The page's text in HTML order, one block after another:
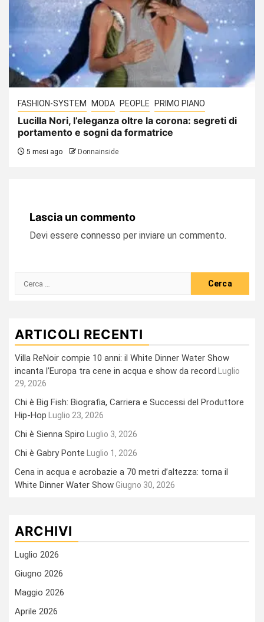
FASHION-SYSTEM MODA PEOPLE PRIMO PIANO
Lucilla Nori, l’eleganza oltre la corona: segreti di
portamento e sogni da formatrice
5 mesi ago Donnainside
Lascia un commento
Devi essere connesso per inviare un commento.
Ricerca
ARTICOLI RECENTI
Villa ReNoir compie 10 anni: il White Dinner Water Show
incanta l’Europa tra cene in acqua e show da record Luglio
29, 2026
Chi è Big Fish: Biografia, Carriera e Successi del Produttore
Hip-Hop Luglio 23, 2026
Chi è Sienna Spiro Luglio 3, 2026
Chi è Gabry Ponte Luglio 1, 2026
Cena in acqua e acrobazie a 70 metri d’altezza: torna il
White Dinner Water ShowGiugno 30, 2026
ARCHIVI
Luglio 2026
Giugno 2026
Maggio 2026
Aprile 2026